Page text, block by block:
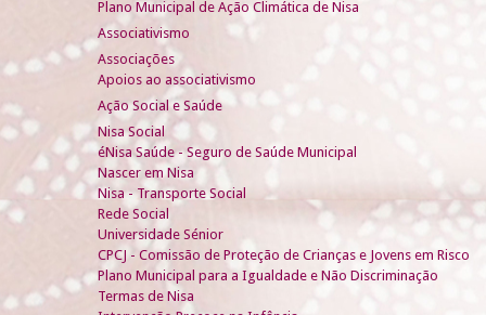
Plano Municipal de Ação Climática de Nisa
Associativismo
Associações
Apoios ao associativismo
Ação Social e Saúde
Nisa Social
éNisa Saúde - Seguro de Saúde Municipal
Nascer em Nisa
Nisa - Transporte Social
Rede Social
Universidade Sénior
CPCJ - Comissão de Proteção de Crianças e Jovens em Risco
Plano Municipal para a Igualdade e Não Discriminação
Termas de Nisa